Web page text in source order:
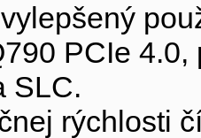
PCIe
SLC.
rýchlosti